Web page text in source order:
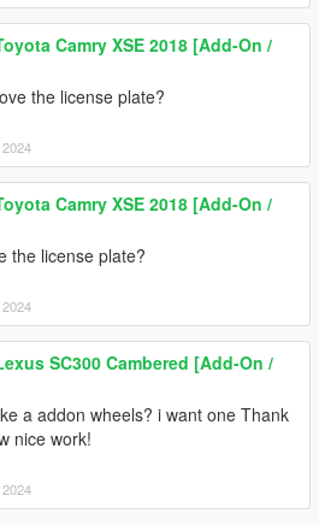
Camry XSE 2018 [Add-On /
the license plate?
Camry XSE 2018 [Add-On /
the license plate?
SC300 Cambered [Add-On /
a addon wheels? i want one Thank
nice work!